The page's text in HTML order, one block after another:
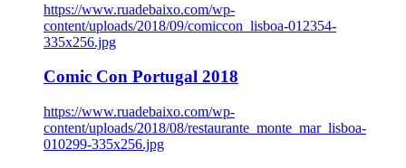
https://www.ruadebaixo.com/wp-
content/uploads/2018/09/comiccon_lisboa-012354-
335x256.jpg
Comic Con Portugal 2018
https://www.ruadebaixo.com/wp-
content/uploads/2018/08/restaurante_monte_mar_lisboa-
010299-335x256.jpg